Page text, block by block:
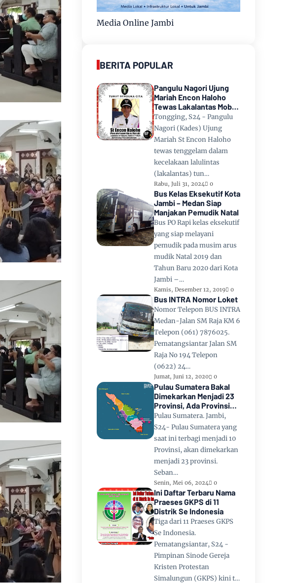
Media Online Jambi
BERITA POPULAR
Pangulu Nagori Ujung
Mariah Encon Haloho
Tewas Lakalantas Mobil
Terjun ke Danau Toba di
Tongging
Tongging, S24 - Pangulu
Nagori (Kades) Ujung
Mariah St Encon Haloho
tewas tenggelam dalam
kecelakaan lalulintas
(lakalantas) tun…
Rabu, Juli 31, 2024 0
Bus Kelas Eksekutif Kota
Jambi – Medan Siap
Manjakan Pemudik Natal
Bus PO Rapi kelas eksekutif
yang siap melayani
pemudik pada musim arus
mudik Natal 2019 dan
Tahun Baru 2020 dari Kota
Jambi –…
Kamis, Desember 12, 2019 0
Bus INTRA Nomor Loket
Nomor Telepon BUS INTRA
Medan-Jalan SM Raja KM 6
Telepon (061) 7876025.
Pematangsiantar Jalan SM
Raja No 194 Telepon
(0622) 24…
Jumat, Juni 12, 2020 0
Pulau Sumatera Bakal
Dimekarkan Menjadi 23
Provinsi, Ada Provinsi
Toba Raya dan Provinsi
Tapanuli
Pulau Sumatera. Jambi,
S24- Pulau Sumatera yang
saat ini terbagi menjadi 10
Provinsi, akan dimekarkan
menjadi 23 provinsi.
Seban…
Senin, Mei 06, 2024 0
Ini Daftar Terbaru Nama
Praeses GKPS di 11
Distrik Se Indonesia
Tiga dari 11 Praeses GKPS
Se Indonesia.
Pematangsiantar, S24 -
Pimpinan Sinode Gereja
Kristen Protestan
Simalungun (GKPS) kini t…